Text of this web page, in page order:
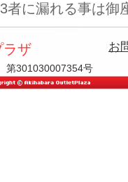
者に漏れる事は御
ラザ
301030007354号
お